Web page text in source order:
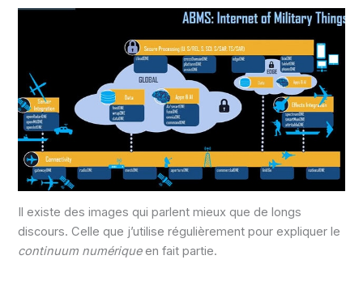
Il existe des images qui parlent mieux que de longs
discours. Celle que j’utilise régulièrement pour expliquer le
continuum numériqueen fait partie.